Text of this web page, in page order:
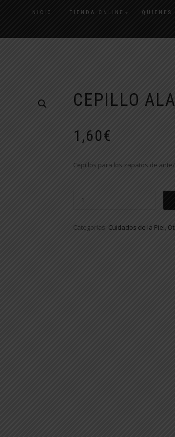
INICIO TIENDA ONLINE QUIENES
CEPILLO
1,60€
Cepillos para los zapatos de
Categorías: Cuidados de la Piel,